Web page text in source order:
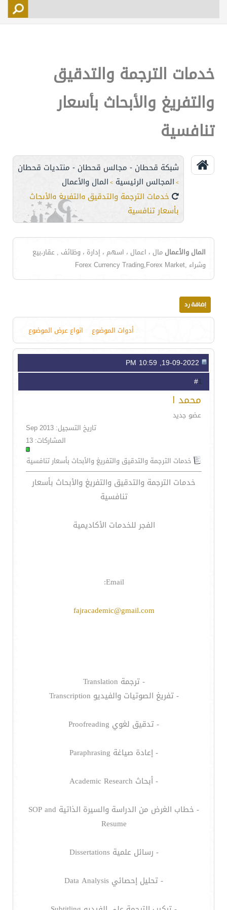
اتصل بنا
خدمات الترجمة والتدقيق
والتفريغ والأبحاث بأسعار
تنافسية
شبكة قحطان - مجالس قحطان - منتديات قحطان
> المجالس الرئيسية > المال والأعمال
خدمات الترجمة والتدقيق والتفريغ والأبحاث
بأسعار تنافسية
المال والأعمال مال ، اعمال ، اسهم ، إدارة ، وظائف , عقار،بيع
وشراء ,Forex Currency Trading,Forex Market
أدوات الموضوع انواع عرض الموضوع
1
محمد ا
عضو جديد
تاريخ التسجيل: Sep 2013
المشاركات: 13
خدمات الترجمة والتدقيق والتفريغ والأبحاث بأسعار تنافسية
خدمات الترجمة والتدقيق والتفريغ والأبحاث بأسعار
تنافسية
الفجر للخدمات الأكاديمية
Email:
fajracademic@gmail.com
- ترجمة Translation
- تفريغ الصوتيات والفيديو Transcription
- تدقيق لغوي Proofreading
- إعادة صياغة Paraphrasing
- أبحاث Academic Research
- خطاب الغرض من الدراسة والسيرة الذاتية SOP and
Resume
- رسائل علمية Dissertations
- تحليل إحصائي Data Analysis